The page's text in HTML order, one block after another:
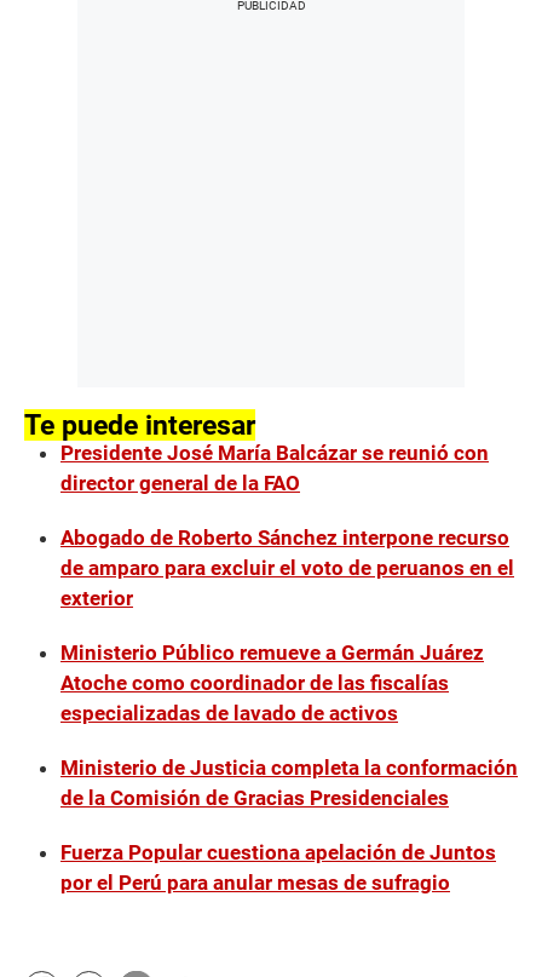
Te puede interesar
Presidente José María Balcázar se reunió con
director general de la FAO
Abogado de Roberto Sánchez interpone recurso
de amparo para excluir el voto de peruanos en el
exterior
Ministerio Público remueve a Germán Juárez
Atoche como coordinador de las fiscalías
especializadas de lavado de activos
Ministerio de Justicia completa la conformación
de la Comisión de Gracias Presidenciales
Fuerza Popular cuestiona apelación de Juntos
por el Perú para anular mesas de sufragio